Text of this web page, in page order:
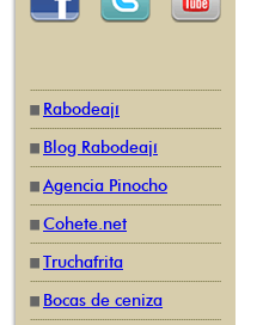
Rabodeají
Blog Rabodeají
Agencia Pinocho
Cohete.net
Truchafrita
Bocas de ceniza